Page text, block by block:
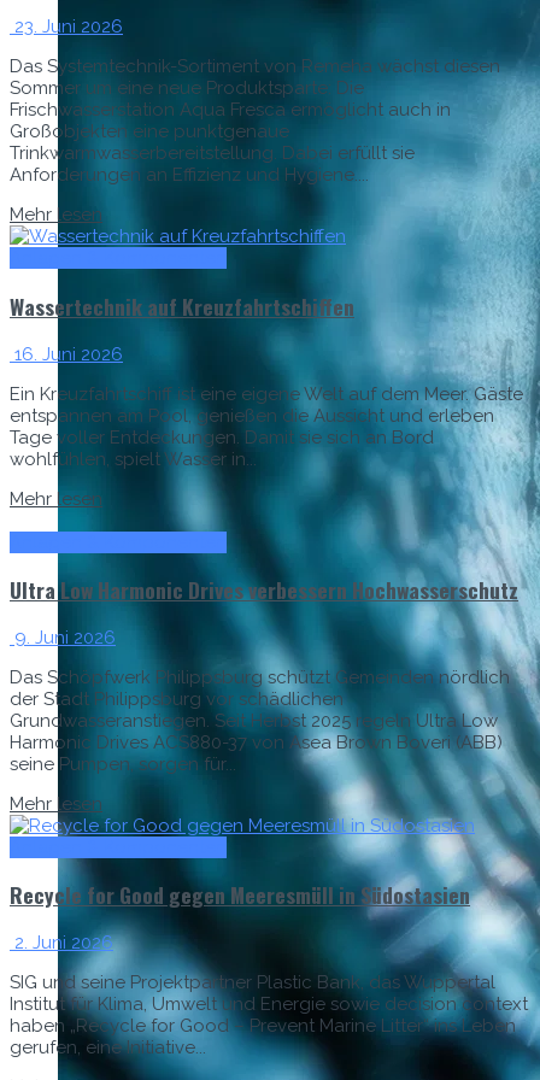
23. Juni 2026
Das Systemtechnik-Sortiment von Remeha wächst diesen
Sommer um eine neue Produktsparte: Die
Frischwasserstation Aqua Fresca ermöglicht auch in
Großobjekten eine punktgenaue
Trinkwarmwasserbereitstellung. Dabei erfüllt sie
Anforderungen an Effizienz und Hygiene....
Mehr lesen
Wassertechnik auf Kreuzfahrtschiffen
16. Juni 2026
Ein Kreuzfahrtschiff ist eine eigene Welt auf dem Meer. Gäste
entspannen am Pool, genießen die Aussicht und erleben
Tage voller Entdeckungen. Damit sie sich an Bord
wohlfühlen, spielt Wasser in...
Mehr lesen
Ultra Low Harmonic Drives verbessern Hochwasserschutz
9. Juni 2026
Das Schöpfwerk Philippsburg schützt Gemeinden nördlich
der Stadt Philippsburg vor schädlichen
Grundwasseranstiegen. Seit Herbst 2025 regeln Ultra Low
Harmonic Drives ACS880-37 von Asea Brown Boveri (ABB)
seine Pumpen, sorgen für...
Mehr lesen
Recycle for Good gegen Meeresmüll in Südostasien
2. Juni 2026
SIG und seine Projektpartner Plastic Bank, das Wuppertal
Institut für Klima, Umwelt und Energie sowie decision context
haben „Recycle for Good – Prevent Marine Litter“ ins Leben
gerufen, eine Initiative...